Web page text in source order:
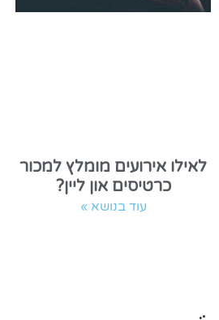
לאילו אירועים מומלץ למכור
כרטיסים און ליין?
עוד בנושא »